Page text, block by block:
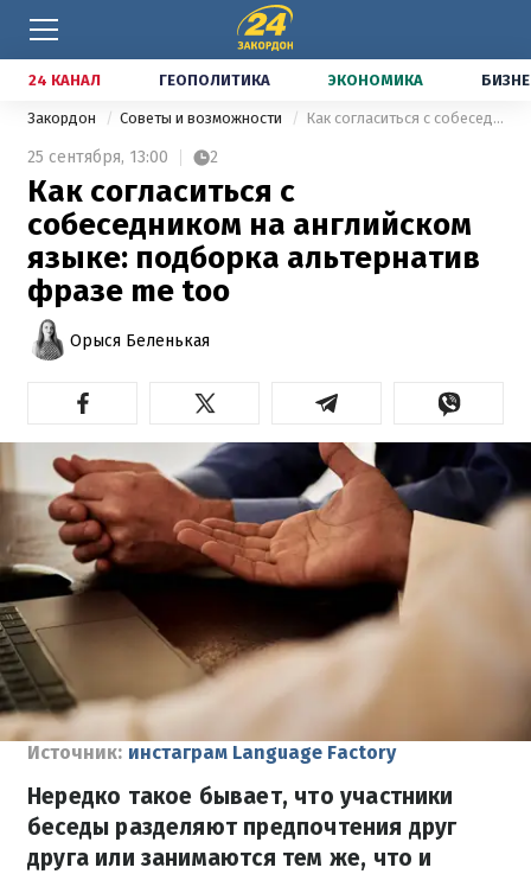
24 КАНАЛ ГЕОПОЛИТИКА ЭКОНОМИКА
Закордон Советы и возможности Как согласиться с собеседником на английском языке: подборка альтернатив фразе me too
25 сентября, 13:00 2
Как согласиться с
собеседником на английском
языке: подборка альтернатив
фразе me too
Орыся Беленькая
Источник: инстаграм Language Factory
Нередко такое бывает, что участники
беседы разделяют предпочтения друг
друга или занимаются тем же, что и